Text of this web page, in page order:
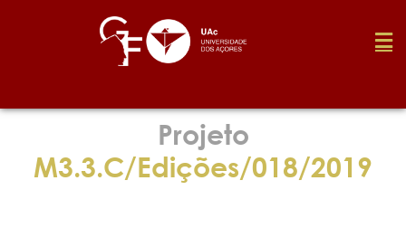
Fundação
Media
Projeto
M3.3.C/Edições/018/2019